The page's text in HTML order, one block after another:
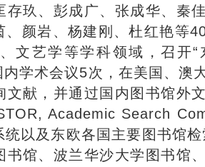
存玖、彭成广、张成华、秦
、颜岩、杨建刚、杜红艳等
文艺学等学科领域，召开
学术会议5次，在美国、澳
文献，并通过国内图书馆外
Academic Search
以及东欧各国主要图书馆
书馆、波兰华沙大学图书馆